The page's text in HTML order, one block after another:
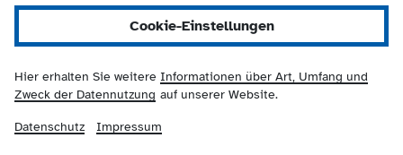
Cookie-Einstellungen
Hier erhalten Sie weitere Informationen über Art, Umfang und
Zweck der Datennutzung auf unserer Website.
Datenschutz Impressum